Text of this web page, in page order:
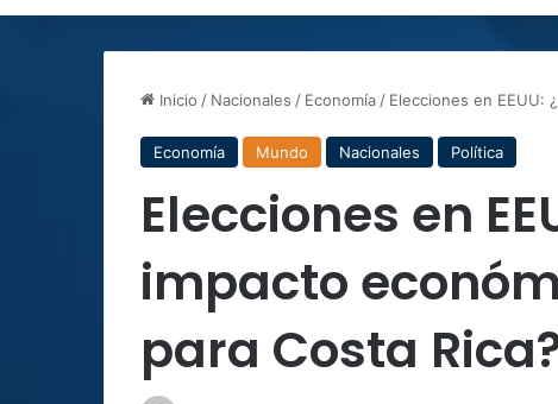
Inicio / Nacionales / Economía / Elecciones en EEUU:
Economía Mundo Nacionales Política
Elecciones en
impacto
para Costa